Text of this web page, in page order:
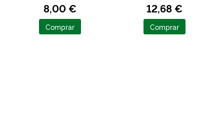
8,00 €
Comprar
12,68 €
Comprar